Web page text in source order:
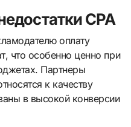
CPA
оплату
что особенно ценно при
Партнеры
к качеству
в высокой конверсии